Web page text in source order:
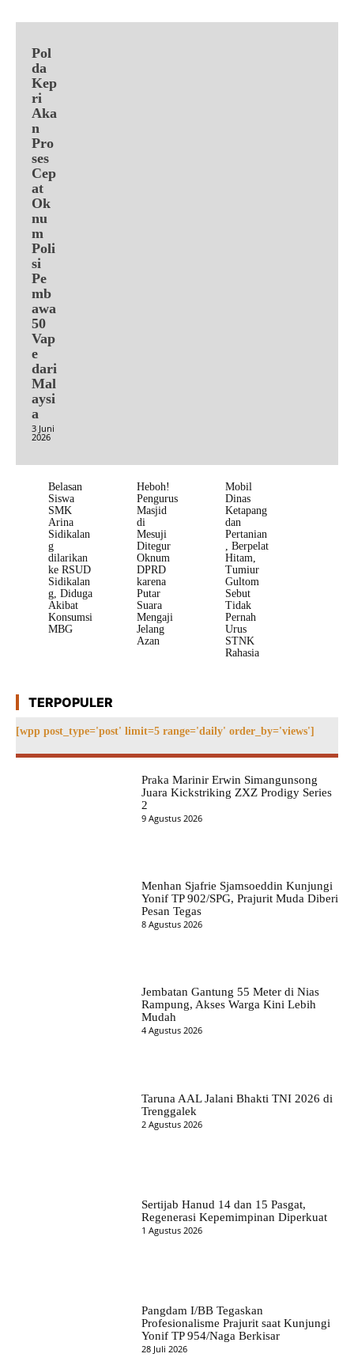
Pol
da
Kep
ri
Aka
n
Pro
ses
Cep
at
Ok
nu
m
Poli
si
Pe
mb
awa
50
Vap
e
dari
Mal
aysi
a
3 Juni
2026
Belasan
Siswa
SMK
Arina
Sidikalan
g
dilarikan
ke RSUD
Sidikalan
g, Diduga
Akibat
Konsumsi
MBG
Heboh!
Pengurus
Masjid
di
Mesuji
Ditegur
Oknum
DPRD
karena
Putar
Suara
Mengaji
Jelang
Azan
Mobil
Dinas
Ketapang
dan
Pertanian
, Berpelat
Hitam,
Tumiur
Gultom
Sebut
Tidak
Pernah
Urus
STNK
Rahasia
TERPOPULER
[wpp post_type='post' limit=5 range='daily' order_by='views']
Praka Marinir Erwin Simangunsong
Juara Kickstriking ZXZ Prodigy Series
2
9 Agustus 2026
Menhan Sjafrie Sjamsoeddin Kunjungi
Yonif TP 902/SPG, Prajurit Muda Diberi
Pesan Tegas
8 Agustus 2026
Jembatan Gantung 55 Meter di Nias
Rampung, Akses Warga Kini Lebih
Mudah
4 Agustus 2026
Taruna AAL Jalani Bhakti TNI 2026 di
Trenggalek
2 Agustus 2026
Sertijab Hanud 14 dan 15 Pasgat,
Regenerasi Kepemimpinan Diperkuat
1 Agustus 2026
Pangdam I/BB Tegaskan
Profesionalisme Prajurit saat Kunjungi
Yonif TP 954/Naga Berkisar
28 Juli 2026